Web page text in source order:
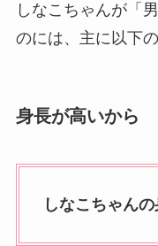
しなこちゃんが「
のには、主に以下
身長が高いから
しなこちゃんの